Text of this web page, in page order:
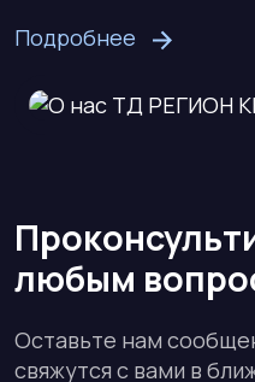
Подробнее
любым
Оставьте нам
свяжутся с вами в